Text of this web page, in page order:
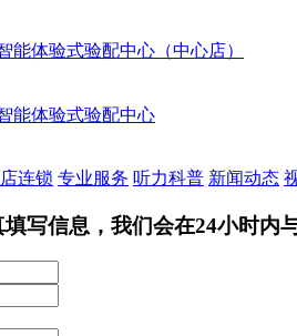
能体验式验配中心（中心店）
能体验式验配中心
连锁 专业服务 听力科普 新闻动态
写信息，我们会在24小时内